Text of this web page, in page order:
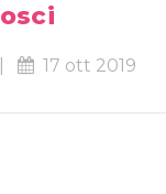
17 ott 2019